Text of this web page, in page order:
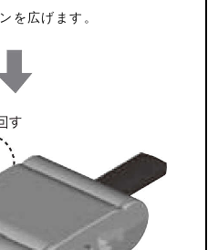
を広げます。